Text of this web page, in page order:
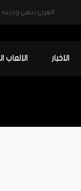
العربي ينهي
الأخبار الألعاب